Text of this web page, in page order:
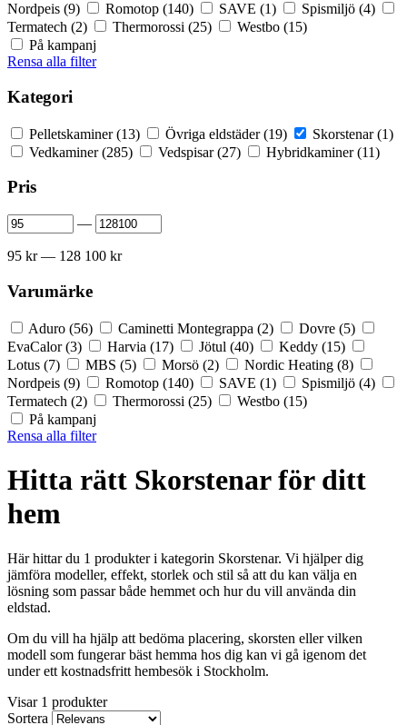
Nordpeis (9) Romotop (140) SAVE (1) Spismiljö (4)
Termatech (2) Thermorossi (25) Westbo (15)
På kampanj
Rensa alla filter
Kategori
Pelletskaminer(13) Övriga eldstäder(19) Skorstenar(1)
Vedkaminer(285) Vedspisar(27) Hybridkaminer(11)
Pris
—
95 kr — 128 100 kr
Varumärke
Aduro (56) Caminetti Montegrappa (2) Dovre (5)
EvaCalor(3) Harvia (17) Jötul (40) Keddy (15)
Lotus (7) MBS (5) Morsö (2) Nordic Heating (8)
Nordpeis (9) Romotop (140) SAVE (1) Spismiljö (4)
Termatech (2) Thermorossi (25) Westbo (15)
På kampanj
Rensa alla filter
Hitta rätt Skorstenar för ditt
hem
Här hittar du 1 produkter i kategorin Skorstenar. Vi hjälper dig
jämföra modeller, effekt, storlek och stil så att du kan välja en
lösning som passar både hemmet och hur du vill använda din
eldstad.
Om du vill ha hjälp att bedöma placering, skorsten eller vilken
modell som fungerar bäst hemma hos dig kan vi gå igenom det
under ett kostnadsfritt hembesök i Stockholm.
Visar 1 produkter
Sortera